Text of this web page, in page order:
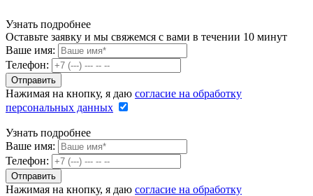
Узнать подробнее
Оставьте заявку и мы свяжемся с вами в течении 10 минут
Ваше имя:
Телефон:
Нажимая на кнопку, я даю согласие на обработку
персональных данных
Узнать подробнее
Ваше имя:
Телефон:
Нажимая на кнопку, я даю согласие на обработку